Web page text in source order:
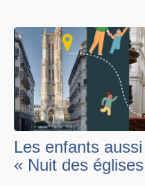
Les enfants
« Nuit des